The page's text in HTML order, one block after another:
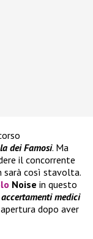
dei Famosi. Ma
il concorrente
sarà così stavolta.
Noise in questo
medici
dopo aver